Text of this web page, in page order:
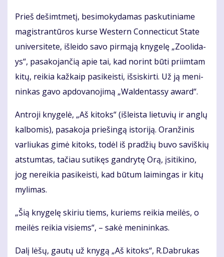
Prieš de­šimt­me­tį, be­si­mo­ky­da­mas pas­ku­ti­nia­me
ma­gist­ran­tū­ros kur­se Wes­tern Con­nec­ti­cut Sta­te
uni­ver­si­te­te, iš­lei­do sa­vo pir­mą­ją kny­ge­lę „Zo­o­li­da­
ys“, pa­sa­ko­jan­čią apie tai, kad no­rint bū­ti pri­im­tam
ki­tų, rei­kia kaž­kaip pa­si­keis­ti, iš­si­skir­ti. Už ją me­ni­
nin­kas ga­vo ap­do­va­no­ji­mą „Wal­den­tas­sy award“.
Ant­ro­ji kny­ge­lė, „Aš ki­toks“ (iš­leis­ta lie­tu­vių ir an­glų
kal­bo­mis), pa­sa­ko­ja prie­šin­gą is­to­ri­ją. Oran­ži­nis
var­liu­kas gi­mė ki­toks, to­dėl iš pra­džių bu­vo sa­viš­kių
at­stum­tas, ta­čiau su­ti­kęs gan­dry­tę Orą, įsi­ti­ki­no,
jog ne­rei­kia pa­si­keis­ti, kad bū­tum lai­min­gas ir ki­tų
my­li­mas.
„Šią kny­ge­lę ski­riu tiems, ku­riems rei­kia mei­lės, o
mei­lės rei­kia vi­siems“, – sa­kė me­ni­nin­kas.
Da­lį lė­šų, gau­tų už kny­gą „Aš ki­toks“, R.Dab­ru­kas